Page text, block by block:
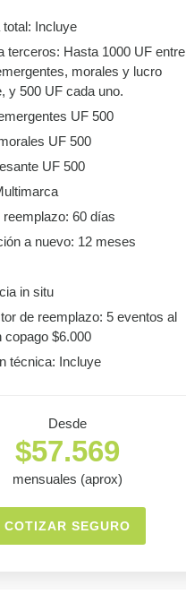
total: Incluye
terceros: Hasta 1000 UF entre
morales y lucro
y 500 UF cada uno.
UF 500
UF 500
UF 500
reemplazo: 60 días
a nuevo: 12 meses
in situ
de reemplazo: 5 eventos al
copago $6.000
técnica: Incluye
Desde
$57.569
mensuales (aprox)
COTIZAR SEGURO